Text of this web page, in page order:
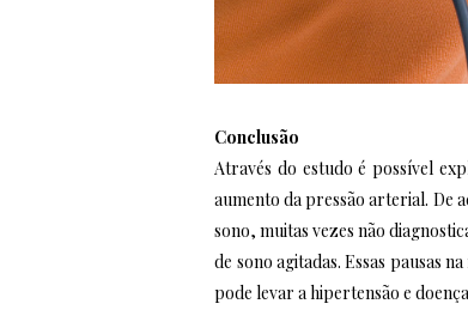
Conclusão
Através do estudo é possível
aumento da pressão arterial. De
sono, muitas vezes não
de sono agitadas. Essas pausas
pode levar a hipertensão e